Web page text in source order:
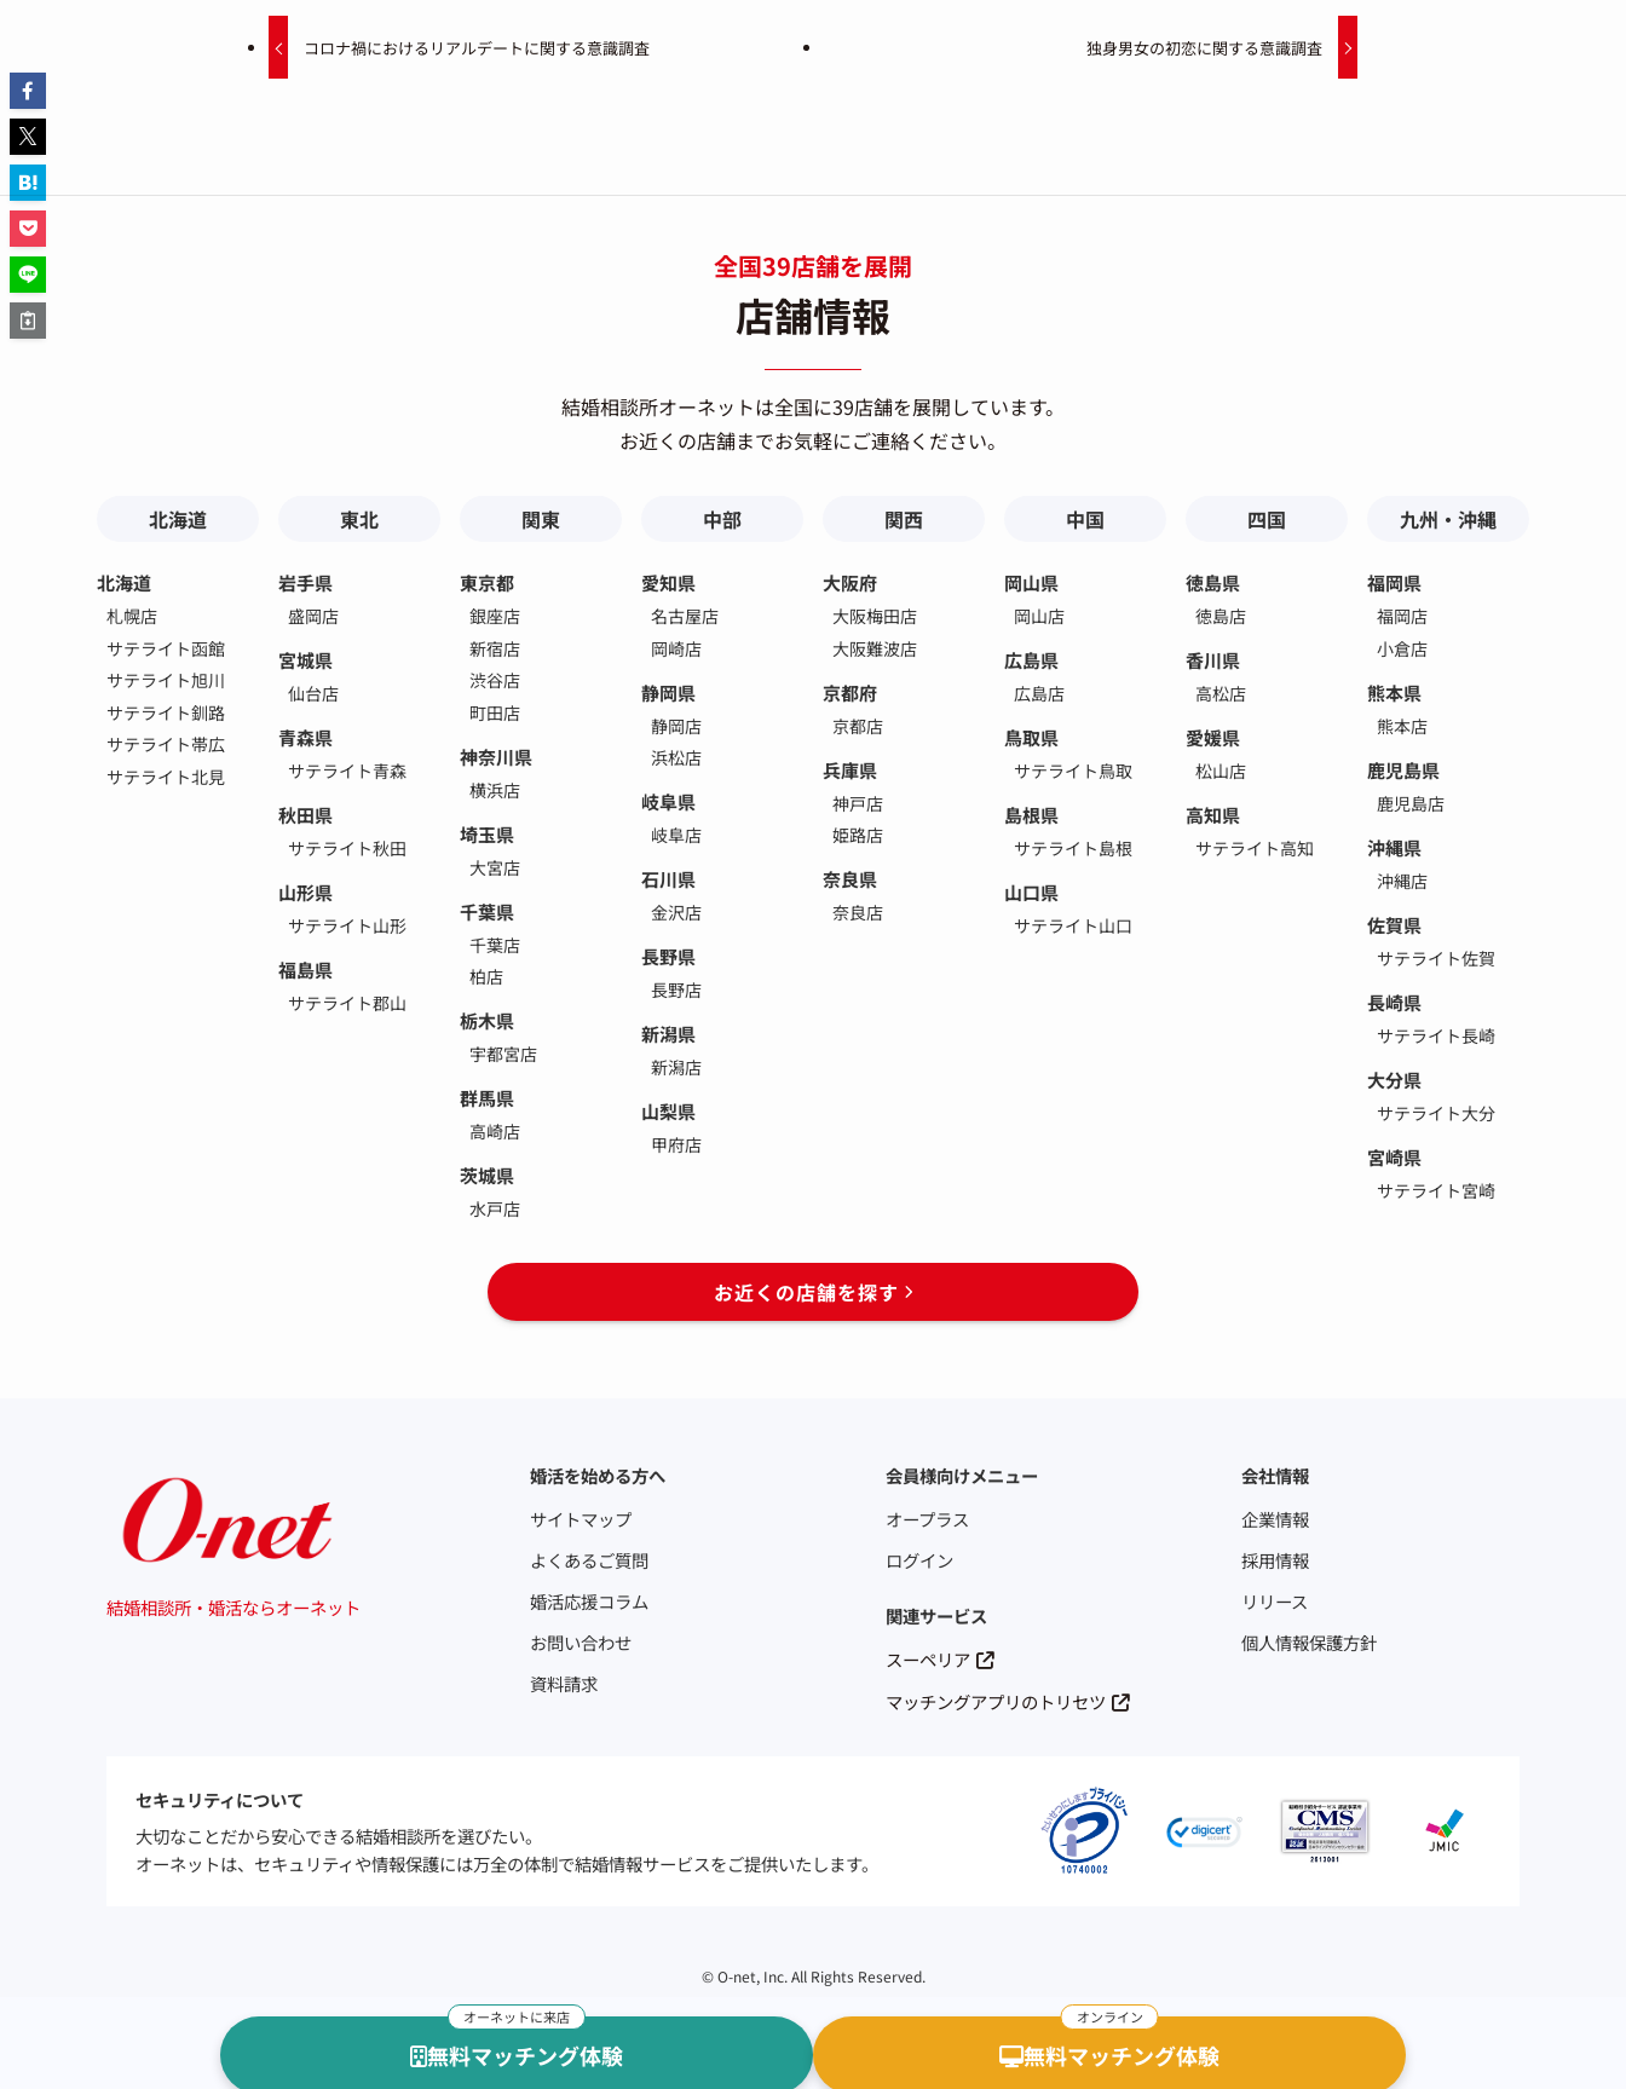
コロナ禍におけるリアルデートに関する意識調査 独身男女の初恋に関する意識調査
無料マッチング体験 無料マッチング体験
全国39店舗を展開
店舗情報
結婚相談所オーネットは全国に39店舗を展開しています。
お近くの店舗までお気軽にご連絡ください。
北海道
北海道
札幌店
サテライト函館
サテライト旭川
サテライト釧路
サテライト帯広
サテライト北見
東北
岩手県
盛岡店
宮城県
仙台店
青森県
サテライト青森
秋田県
サテライト秋田
山形県
サテライト山形
福島県
サテライト郡山
関東
東京都
銀座店
新宿店
渋谷店
町田店
神奈川県
横浜店
埼玉県
大宮店
千葉県
千葉店
柏店
栃木県
宇都宮店
群馬県
高崎店
茨城県
水戸店
中部
愛知県
名古屋店
岡崎店
静岡県
静岡店
浜松店
岐阜県
岐阜店
石川県
金沢店
長野県
長野店
新潟県
新潟店
山梨県
甲府店
関西
大阪府
大阪梅田店
大阪難波店
京都府
京都店
兵庫県
神戸店
姫路店
奈良県
奈良店
中国
岡山県
岡山店
広島県
広島店
鳥取県
サテライト鳥取
島根県
サテライト島根
山口県
サテライト山口
四国
徳島県
徳島店
香川県
高松店
愛媛県
松山店
高知県
サテライト高知
九州・沖縄
福岡県
福岡店
小倉店
熊本県
熊本店
鹿児島県
鹿児島店
沖縄県
沖縄店
佐賀県
サテライト佐賀
長崎県
サテライト長崎
大分県
サテライト大分
宮崎県
サテライト宮崎
お近くの店舗を探す
結婚相談所・婚活ならオーネット
婚活を始める方へ
サイトマップ
よくあるご質問
婚活応援コラム
お問い合わせ
資料請求
会員様向けメニュー
オープラス
ログイン
関連サービス
スーペリア
マッチングアプリのトリセツ
会社情報
企業情報
採用情報
リリース
個人情報保護方針
セキュリティについて
大切なことだから安心できる結婚相談所を選びたい。
オーネットは、セキュリティや情報保護には万全の体制で結婚情報サービスをご提供いたします。
©O-net, Inc. All Rights Reserved.